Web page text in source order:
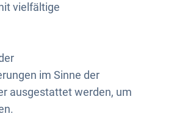
vielfältige
im Sinne der
ausgestattet werden, um